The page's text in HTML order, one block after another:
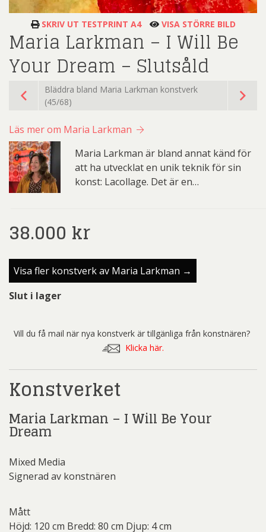
SKRIV UT TESTPRINT A4 VISA STÖRRE BILD
Maria Larkman – I Will Be
Your Dream – Slutsåld
Bläddra bland Maria Larkman konstverk
(45/68)
Läs mer om Maria Larkman
Maria Larkman är bland annat känd för
att ha utvecklat en unik teknik för sin
konst: Lacollage. Det är en…
38.000 kr
Visa fler konstverk av Maria Larkman →
Slut i lager
Vill du få mail när nya konstverk är tillgänliga från konstnären?
Klicka här.
Konstverket
Maria Larkman – I Will Be Your
Dream
Mixed Media
Signerad av konstnären
Mått
Höjd: 120 cm Bredd: 80 cm Djup: 4 cm